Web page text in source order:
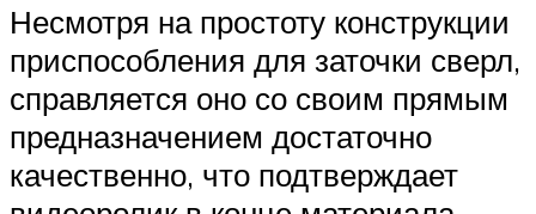
Несмотря на простоту конструкции
приспособления для заточки сверл,
справляется оно со своим прямым
предназначением достаточно
качественно, что подтверждает